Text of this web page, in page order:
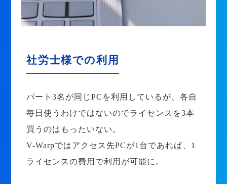
社労士様での利用
パート3名が同じPCを利用しているが、各自
毎日使うわけではないのでライセンスを3本
買うのはもったいない。
V-Warpではアクセス先PCが1台であれば、1
ライセンスの費用で利用が可能に。